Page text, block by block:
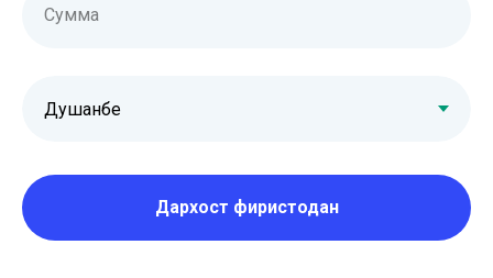
Сумма
Дархост фиристодан